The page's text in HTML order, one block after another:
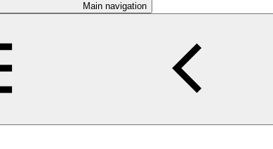
Main navigation